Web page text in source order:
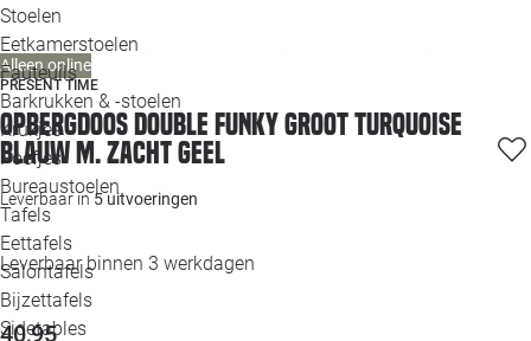
Stoelen
Eetkamerstoelen
Fauteuils
Barkrukken & -stoelen
Krukjes
Poefjes
Bureaustoelen
Tafels
Eettafels
Salontafels
Bijzettafels
Sidetables
Alleen online
PRESENT TIME
Opbergdoos Double Funky groot turquoise
blauw m. zacht geel
Leverbaar in5 uitvoeringen
Leverbaar binnen 3 werkdagen
40,95